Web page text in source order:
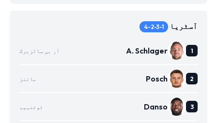
آسٹریا 4-2-3-1
A. Schlager آر بی سالزبرگ
Posch مائنز
Danso ٹوٹنہیم